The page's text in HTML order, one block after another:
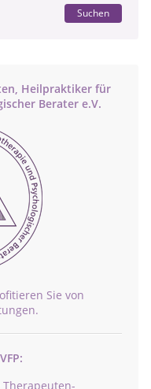
Suchen
Heilpraktiker für
Berater e.V.
Sie von